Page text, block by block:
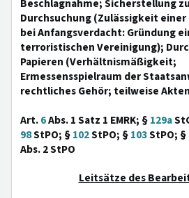
Beschlagnahme; Sicherstellung
Durchsuchung (Zulässigkeit
bei Anfangsverdacht: Gründung
terroristischen Vereinigung);
Papieren (Verhältnismäßigkeit;
Ermessensspielraum der
rechtliches Gehör; teilweise
Art.6Abs. 1 Satz 1 EMRK; §129a
98StPO; §102StPO; §103StPO; §
Abs. 2 StPO
Leitsätze des